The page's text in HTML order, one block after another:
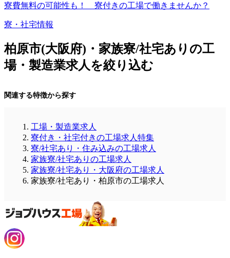
寮費無料の可能性も！ 寮付きの工場で働きませんか？
寮・社宅情報
柏原市(大阪府)・家族寮/社宅ありの工
場・製造業求人を絞り込む
関連する特徴から探す
工場・製造業求人
寮付き・社宅付きの工場求人特集
寮/社宅あり・住み込みの工場求人
家族寮/社宅ありの工場求人
家族寮/社宅あり・大阪府の工場求人
家族寮/社宅あり・柏原市の工場求人